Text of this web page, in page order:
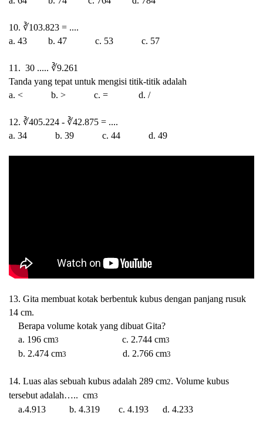
10. ∛103.823 = ....
a. 43
b. 47 c. 53 c. 57
11. 30 ..... ∛9.261
Tanda yang tepat untuk mengisi titik-titik adalah
a. <
b. > c. = d. /
12. ∛405.224 - ∛42.875 = ....
a. 34
b. 39 c. 44 d. 49
13. Gita membuat kotak berbentuk kubus dengan panjang rusuk
14 cm.
Berapa volume kotak yang dibuat Gita?
a. 196 cm3 c. 2.744 cm3
b. 2.474 cm3 d. 2.766 cm3
14. Luas alas sebuah kubus adalah 289 cm2. Volume kubus
tersebut adalah….. cm3
a.4.913 b. 4.319 c. 4.193 d. 4.233